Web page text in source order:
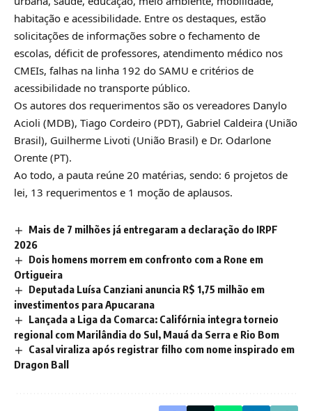
habitação e acessibilidade. Entre os destaques, estão
solicitações de informações sobre o fechamento de
escolas, déficit de professores, atendimento médico nos
CMEIs, falhas na linha 192 do SAMU e critérios de
acessibilidade no transporte público.
Os autores dos requerimentos são os vereadores Danylo
Acioli (MDB), Tiago Cordeiro (PDT), Gabriel Caldeira (União
Brasil), Guilherme Livoti (União Brasil) e Dr. Odarlone
Orente (PT).
Ao todo, a pauta reúne 20 matérias, sendo: 6 projetos de
lei, 13 requerimentos e 1 moção de aplausos.
Mais de 7 milhões já entregaram a declaração do IRPF
2026
Dois homens morrem em confronto com a Rone em
Ortigueira
Deputada Luísa Canziani anuncia R$ 1,75 milhão em
investimentos para Apucarana
Lançada a Liga da Comarca: Califórnia integra torneio
regional com Marilândia do Sul, Mauá da Serra e Rio Bom
Casal viraliza após registrar filho com nome inspirado em
Dragon Ball